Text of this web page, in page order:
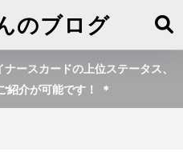
のブログ
ースカードの上位ステータス、
紹介が可能です！ ＊